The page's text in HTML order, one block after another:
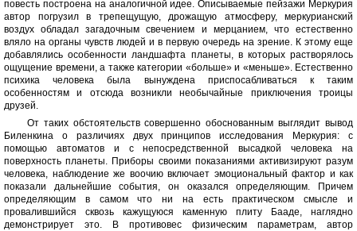
повесть построена на аналогичной идее. Описываемые пейзажи Меркурия
автор погрузил в трепещущую, дрожащую атмосферу, меркурианский
воздух обладал загадочным свечением и мерцанием, что естественно
вляло на органы чувств людей и в первую очередь на зрение. К этому еще
добавлялись особенности ландшафта планеты, в которых растворялось
ощущение времени, а также категории «больше» и «меньше». Естественно
психика человека была вынуждена приспосабливаться к таким
особенностям и отсюда возникли необычайные приключения троицы
друзей.
От таких обстоятельств совершенно обоснованным выглядит вывод
Биленкина о различиях двух принципов исследования Меркурия: с
помощью автоматов и с непосредственной высадкой человека на
поверхность планеты. Приборы своими показаниями активизируют разум
человека, наблюдение же воочию включает эмоциональный фактор и как
показали дальнейшие события, он оказался определяющим. Причем
определяющим в самом что ни на есть практическом смысле и
провалившийся сквозь кажущуюся каменную плиту Бааде, наглядно
демонстрирует это. В противовес физическим параметрам, автор